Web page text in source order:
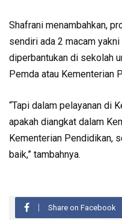
Shafrani menambahkan,
sendiri ada 2 macam
diperbantukan di sekolah
Pemda atau Kementerian
“Tapi dalam pelayanan di
apakah diangkat dalam
Kementerian Pendidikan,
baik,” tambahnya.
Share on Facebook